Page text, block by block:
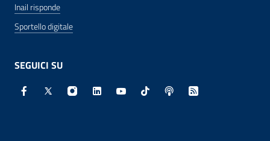
Inail risponde
Sportello digitale
SEGUICI SU
Facebook - Sito esterno - Apertura in nuova finestra
X - Sito esterno - Apertura in nuova finestra
Instagram - Sito esterno - Apertura in
Linkedin - Sito esterno - Apertura in
Youtube - Sito esterno -
TikTok - Sito esterno -
Spreaker - Sito
Feed RSS -